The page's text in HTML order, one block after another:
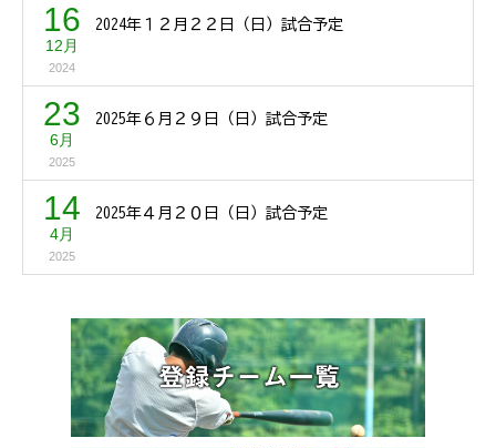
16
12月
2024
2024年１２月２２日（日）試合予定
23
6月
2025
2025年６月２９日（日）試合予定
14
4月
2025
2025年４月２０日（日）試合予定